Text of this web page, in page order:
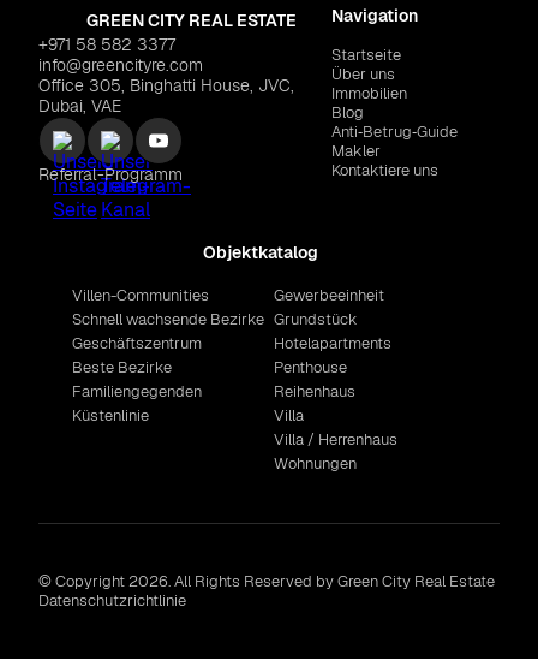
GREEN CITY REAL ESTATE
+971 58 582 3377
info@greencityre.com
Office 305, Binghatti House, JVC,
Dubai, VAE
Referral-Programm
Navigation
Startseite
Über uns
Immobilien
Blog
Anti‑Betrug‑Guide
Makler
Kontaktiere uns
Objektkatalog
Villen-Communities
Schnell wachsende Bezirke
Geschäftszentrum
Beste Bezirke
Familiengegenden
Küstenlinie
Gewerbeeinheit
Grundstück
Hotelapartments
Penthouse
Reihenhaus
Villa
Villa / Herrenhaus
Wohnungen
© Copyright 2026. All Rights Reserved by Green City Real Estate
Datenschutzrichtlinie